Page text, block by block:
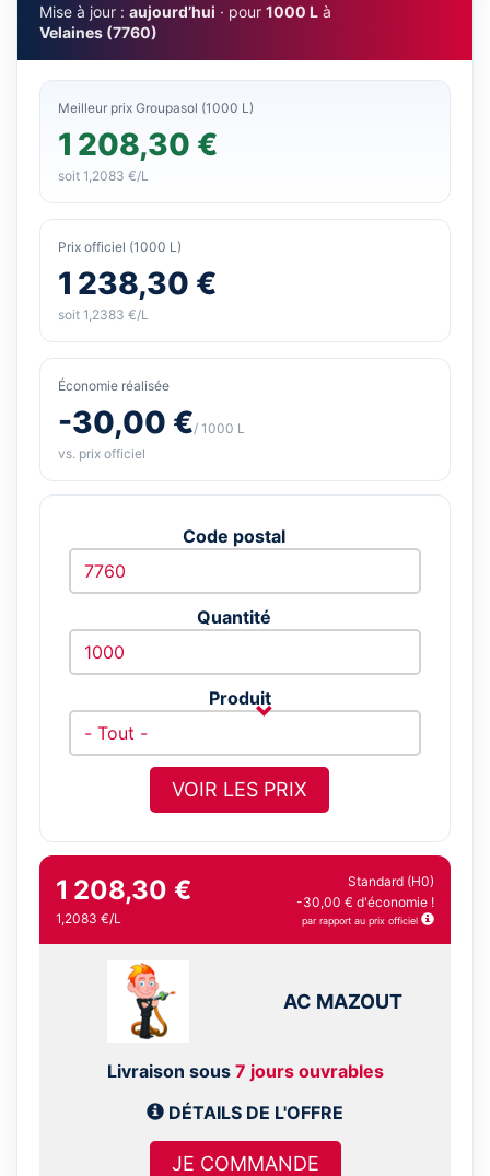
Mise à jour : aujourd’hui · pour 1000 L à
Velaines (7760)
Meilleur prix Groupasol (1000 L)
1 208,30 €
soit 1,2083 €/L
Prix officiel (1000 L)
1 238,30 €
soit 1,2383 €/L
Économie réalisée
-30,00 €/ 1000 L
vs. prix officiel
Code postal
Quantité
Produit
VOIR LES PRIX
1 208,30 €
1,2083 €/L
Standard (H0)
-30,00 € d'économie !
par rapport au prix officiel
AC MAZOUT
Livraison sous 7 jours ouvrables
DÉTAILS DE L'OFFRE
JE COMMANDE